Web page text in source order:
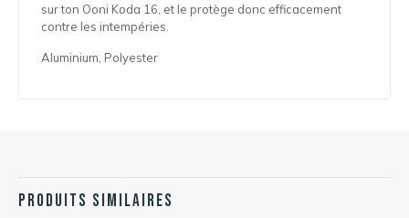
sur ton Ooni Koda 16, et le protège donc efficacement
contre les intempéries.
Aluminium, Polyester
Produits similaires